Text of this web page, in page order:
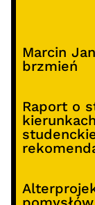
Marcin
brzmień
Raport o